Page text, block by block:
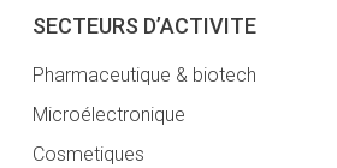
SECTEURS D’ACTIVITE
Pharmaceutique & biotech
Microélectronique
Cosmetiques